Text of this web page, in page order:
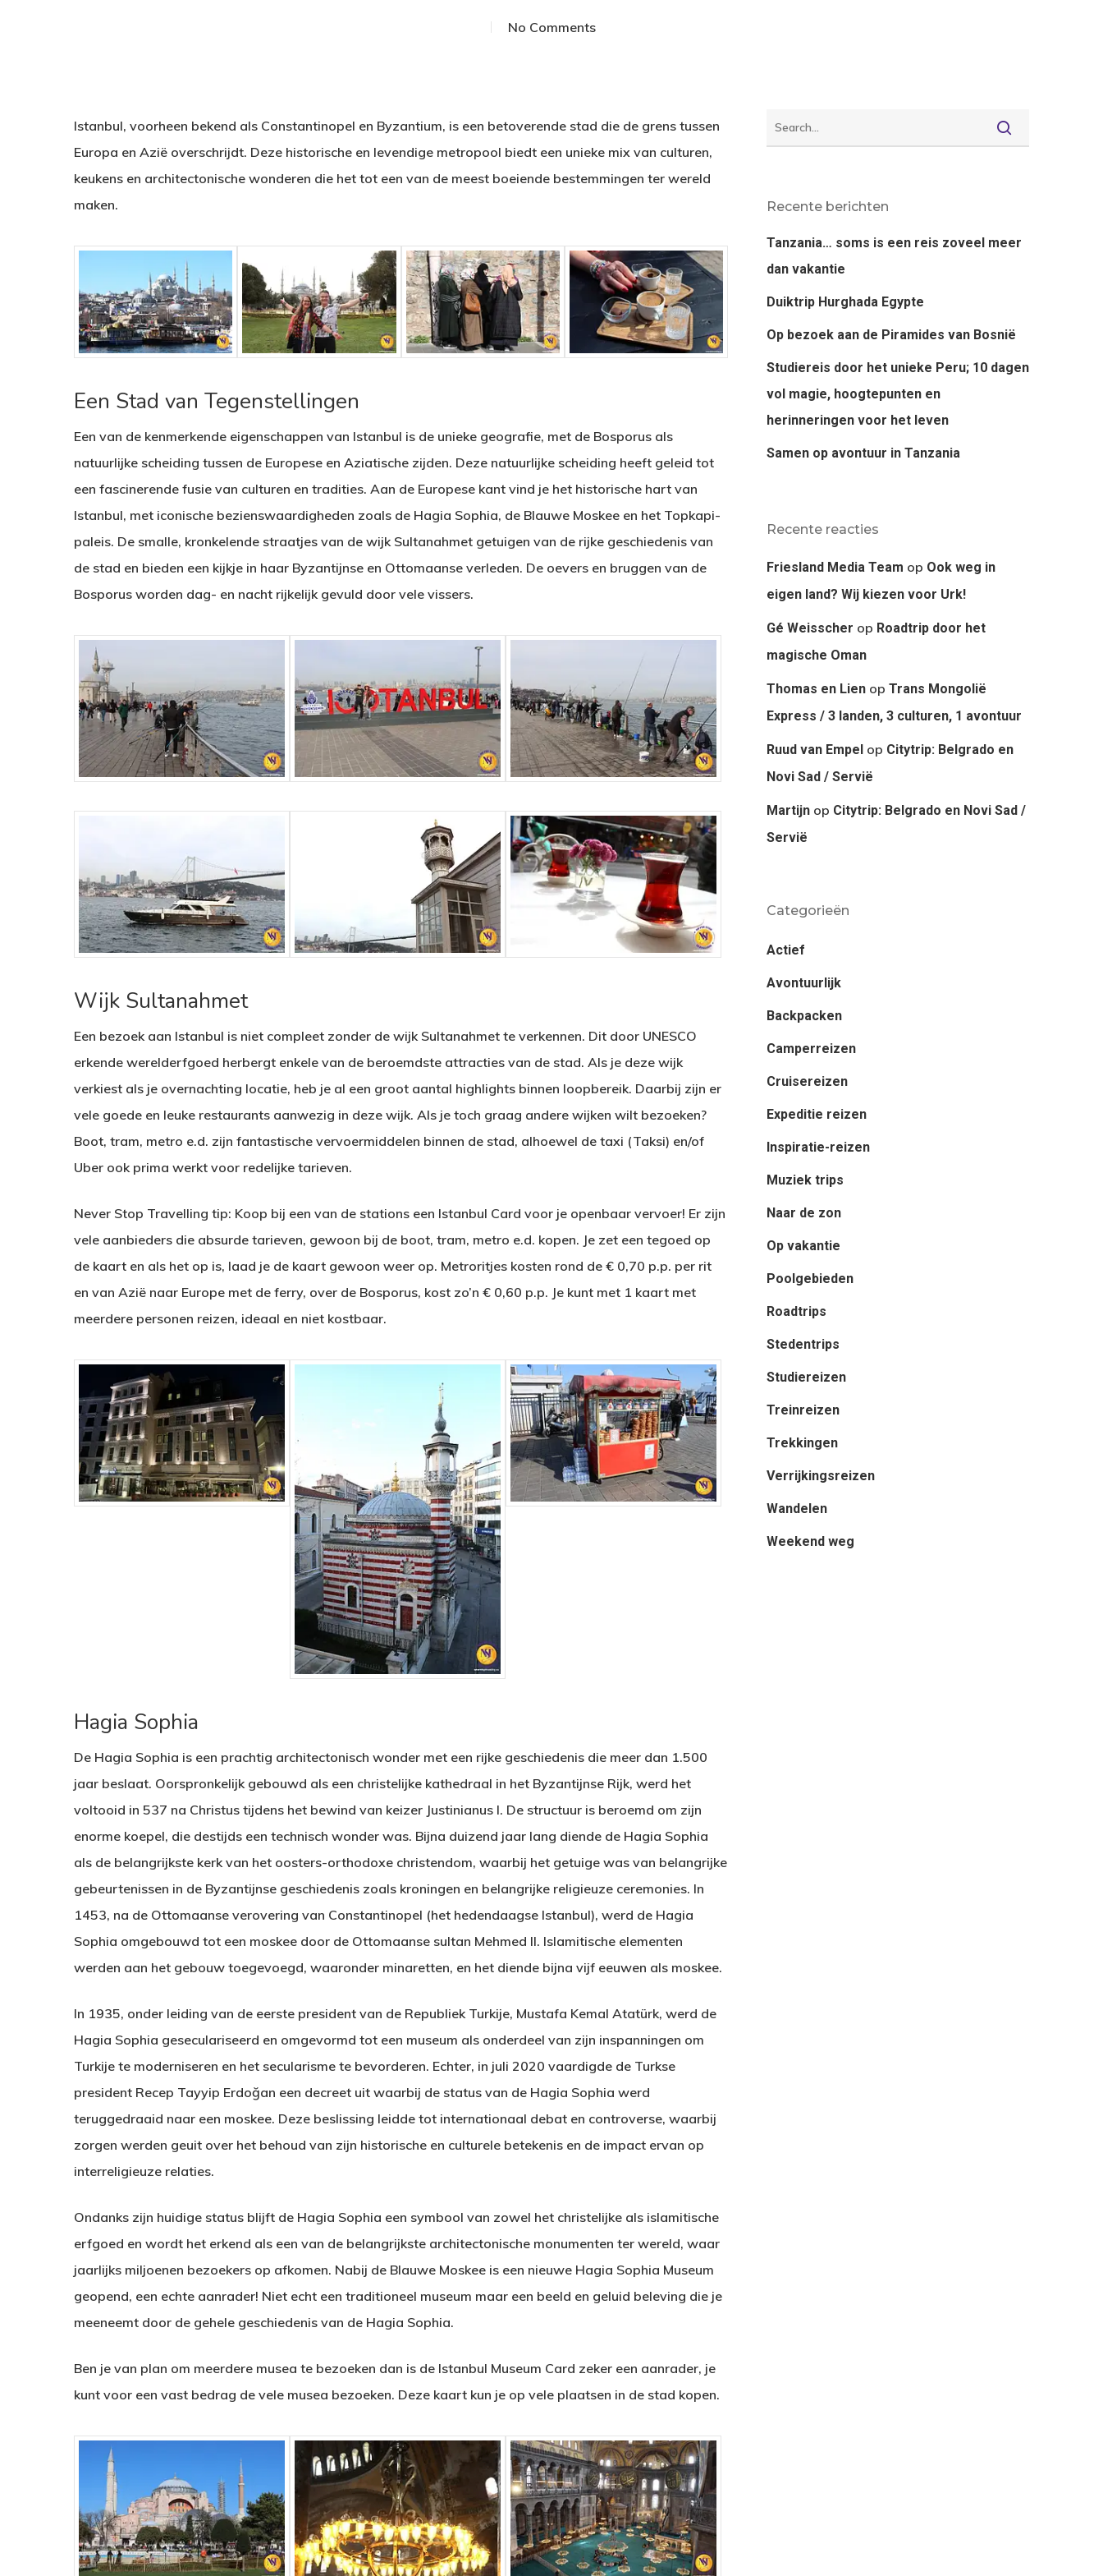
Hit enter to search or ESC to close
No Comments
Istanbul, voorheen bekend als Constantinopel en Byzantium, is een betoverende stad die de grens tussen
Europa en Azië overschrijdt. Deze historische en levendige metropool biedt een unieke mix van culturen,
keukens en architectonische wonderen die het tot een van de meest boeiende bestemmingen ter wereld
maken.
Een Stad van Tegenstellingen
Een van de kenmerkende eigenschappen van Istanbul is de unieke geografie, met de Bosporus als
natuurlijke scheiding tussen de Europese en Aziatische zijden. Deze natuurlijke scheiding heeft geleid tot
een fascinerende fusie van culturen en tradities. Aan de Europese kant vind je het historische hart van
Istanbul, met iconische bezienswaardigheden zoals de Hagia Sophia, de Blauwe Moskee en het Topkapi-
paleis. De smalle, kronkelende straatjes van de wijk Sultanahmet getuigen van de rijke geschiedenis van
de stad en bieden een kijkje in haar Byzantijnse en Ottomaanse verleden. De oevers en bruggen van de
Bosporus worden dag- en nacht rijkelijk gevuld door vele vissers.
Wijk Sultanahmet
Een bezoek aan Istanbul is niet compleet zonder de wijk Sultanahmet te verkennen. Dit door UNESCO
erkende werelderfgoed herbergt enkele van de beroemdste attracties van de stad. Als je deze wijk
verkiest als je overnachting locatie, heb je al een groot aantal highlights binnen loopbereik. Daarbij zijn er
vele goede en leuke restaurants aanwezig in deze wijk. Als je toch graag andere wijken wilt bezoeken?
Boot, tram, metro e.d. zijn fantastische vervoermiddelen binnen de stad, alhoewel de taxi (Taksi) en/of
Uber ook prima werkt voor redelijke tarieven.
Never Stop Travelling tip: Koop bij een van de stations een Istanbul Card voor je openbaar vervoer! Er zijn
vele aanbieders die absurde tarieven, gewoon bij de boot, tram, metro e.d. kopen. Je zet een tegoed op
de kaart en als het op is, laad je de kaart gewoon weer op. Metroritjes kosten rond de € 0,70 p.p. per rit
en van Azië naar Europe met de ferry, over de Bosporus, kost zo’n € 0,60 p.p. Je kunt met 1 kaart met
meerdere personen reizen, ideaal en niet kostbaar.
Hagia Sophia
De Hagia Sophia is een prachtig architectonisch wonder met een rijke geschiedenis die meer dan 1.500
jaar beslaat. Oorspronkelijk gebouwd als een christelijke kathedraal in het Byzantijnse Rijk, werd het
voltooid in 537 na Christus tijdens het bewind van keizer Justinianus I. De structuur is beroemd om zijn
enorme koepel, die destijds een technisch wonder was. Bijna duizend jaar lang diende de Hagia Sophia
als de belangrijkste kerk van het oosters-orthodoxe christendom, waarbij het getuige was van belangrijke
gebeurtenissen in de Byzantijnse geschiedenis zoals kroningen en belangrijke religieuze ceremonies. In
1453, na de Ottomaanse verovering van Constantinopel (het hedendaagse Istanbul), werd de Hagia
Sophia omgebouwd tot een moskee door de Ottomaanse sultan Mehmed II. Islamitische elementen
werden aan het gebouw toegevoegd, waaronder minaretten, en het diende bijna vijf eeuwen als moskee.
In 1935, onder leiding van de eerste president van de Republiek Turkije, Mustafa Kemal Atatürk, werd de
Hagia Sophia geseculariseerd en omgevormd tot een museum als onderdeel van zijn inspanningen om
Turkije te moderniseren en het secularisme te bevorderen. Echter, in juli 2020 vaardigde de Turkse
president Recep Tayyip Erdoğan een decreet uit waarbij de status van de Hagia Sophia werd
teruggedraaid naar een moskee. Deze beslissing leidde tot internationaal debat en controverse, waarbij
zorgen werden geuit over het behoud van zijn historische en culturele betekenis en de impact ervan op
interreligieuze relaties.
Ondanks zijn huidige status blijft de Hagia Sophia een symbool van zowel het christelijke als islamitische
erfgoed en wordt het erkend als een van de belangrijkste architectonische monumenten ter wereld, waar
jaarlijks miljoenen bezoekers op afkomen. Nabij de Blauwe Moskee is een nieuwe Hagia Sophia Museum
geopend, een echte aanrader! Niet echt een traditioneel museum maar een beeld en geluid beleving die je
meeneemt door de gehele geschiedenis van de Hagia Sophia.
Ben je van plan om meerdere musea te bezoeken dan is de Istanbul Museum Card zeker een aanrader, je
kunt voor een vast bedrag de vele musea bezoeken. Deze kaart kun je op vele plaatsen in de stad kopen.
Recente berichten
Tanzania… soms is een reis zoveel meer
dan vakantie
Duiktrip Hurghada Egypte
Op bezoek aan de Piramides van Bosnië
Studiereis door het unieke Peru; 10 dagen
vol magie, hoogtepunten en
herinneringen voor het leven
Samen op avontuur in Tanzania
Recente reacties
Friesland Media Team op Ook weg in
eigen land? Wij kiezen voor Urk!
Gé Weisscher op Roadtrip door het
magische Oman
Thomas en Lienop Trans Mongolië
Express / 3 landen, 3 culturen, 1 avontuur
Ruud van Empelop Citytrip: Belgrado en
Novi Sad / Servië
Martijnop Citytrip: Belgrado en Novi Sad /
Servië
Categorieën
Actief
Avontuurlijk
Backpacken
Camperreizen
Cruisereizen
Expeditie reizen
Inspiratie-reizen
Muziek trips
Naar de zon
Op vakantie
Poolgebieden
Roadtrips
Stedentrips
Studiereizen
Treinreizen
Trekkingen
Verrijkingsreizen
Wandelen
Weekend weg